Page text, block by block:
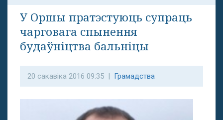
У Оршы пратэстуюць супраць
чарговага спынення
будаўніцтва бальніцы
20 сакавіка 2016 09:35 | Грамадства